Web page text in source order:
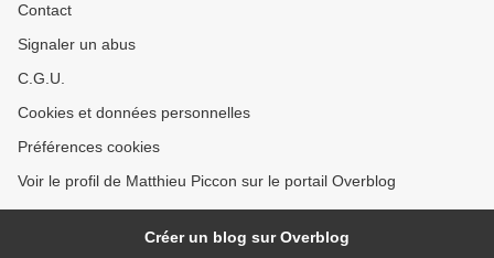
Contact
Signaler un abus
C.G.U.
Cookies et données personnelles
Préférences cookies
Voir le profil de Matthieu Piccon sur le portail Overblog
Créer un blog sur Overblog